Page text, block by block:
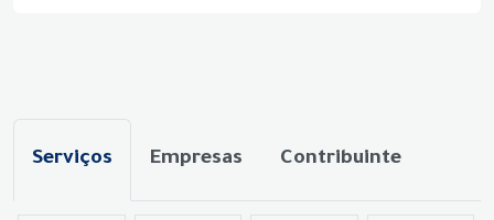
Serviços Empresas Contribuinte